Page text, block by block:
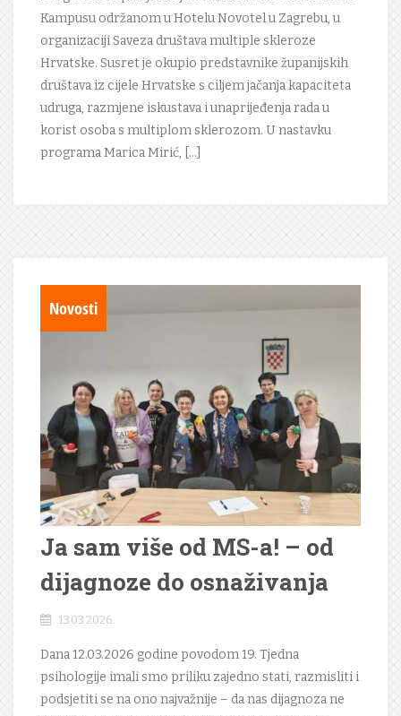
Kampusu održanom u Hotelu Novotel u Zagrebu, u
organizaciji Saveza društava multiple skleroze
Hrvatske. Susret je okupio predstavnike županijskih
društava iz cijele Hrvatske s ciljem jačanja kapaciteta
udruga, razmjene iskustava i unaprijeđenja rada u
korist osoba s multiplom sklerozom. U nastavku
programa Marica Mirić, […]
Novosti
Ja sam više od MS-a! – od
dijagnoze do osnaživanja
13.03.2026.
Dana 12.03.2026 godine povodom 19. Tjedna
psihologije imali smo priliku zajedno stati, razmisliti i
podsjetiti se na ono najvažnije – da nas dijagnoza ne